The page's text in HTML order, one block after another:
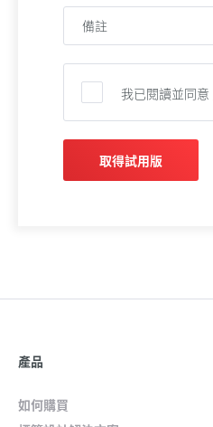
我已閱讀並同意
取得試用版
產品
如何購買